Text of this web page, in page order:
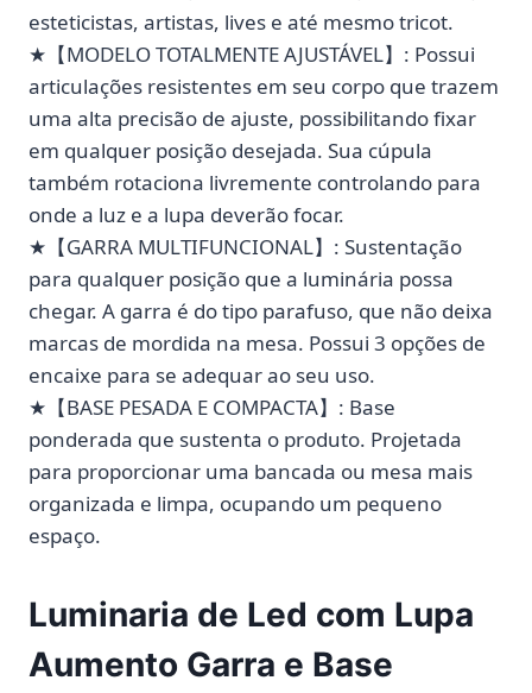
esteticistas, artistas, lives e até mesmo tricot.
★【MODELO TOTALMENTE AJUSTÁVEL】: Possui
articulações resistentes em seu corpo que trazem
uma alta precisão de ajuste, possibilitando fixar
em qualquer posição desejada. Sua cúpula
também rotaciona livremente controlando para
onde a luz e a lupa deverão focar.
★【GARRA MULTIFUNCIONAL】: Sustentação
para qualquer posição que a luminária possa
chegar. A garra é do tipo parafuso, que não deixa
marcas de mordida na mesa. Possui 3 opções de
encaixe para se adequar ao seu uso.
★【BASE PESADA E COMPACTA】: Base
ponderada que sustenta o produto. Projetada
para proporcionar uma bancada ou mesa mais
organizada e limpa, ocupando um pequeno
espaço.
Luminaria de Led com Lupa
Aumento Garra e Base